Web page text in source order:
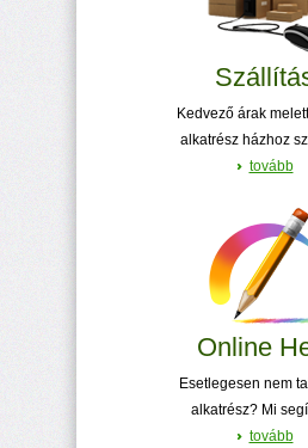
Kedvező árak
alkatrész házhoz
tovább
Online
Esetlegesen nem
alkatrész? Mi
tovább